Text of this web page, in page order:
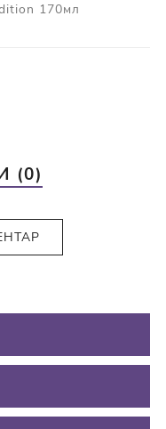
170мл
(0)